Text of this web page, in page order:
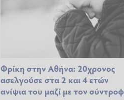
Φρίκη στην Αθήνα: 20χρονος
ασελγούσε στα 2 και 4 ετών
ανίψια του μαζί με τον